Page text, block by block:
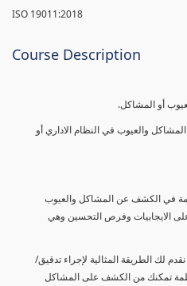
ISO 19011:2018
Course Description
أو المشاكل.
والعيوب في النظام الاداري أو
في الكشف عن المشاكل والعيوب
الايجابيات وفرص التحسين وهي
لك الطريقة المثالية لإجراء تدقيق/
تمكنك من الكشف على المشاكل